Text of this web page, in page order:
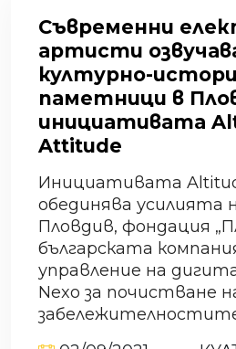
Съвременни
артисти
културно-
паметници в
инициативата
Attitude
Инициативата
обединява усилията
Пловдив, фондация
българската
управление на
Nexo за почистване